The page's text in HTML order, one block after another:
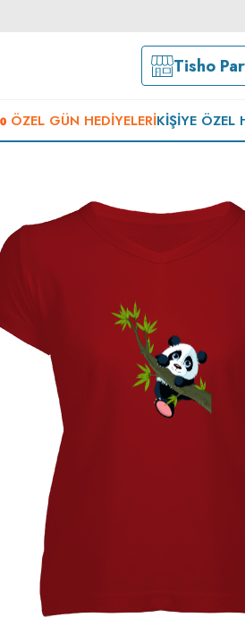
Tisho
ÖZEL GÜN HEDIYELERIKIŞIYE ÖZEL